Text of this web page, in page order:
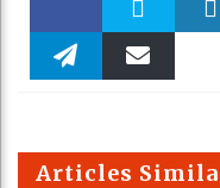
Faceboo Twitter
m
Articles